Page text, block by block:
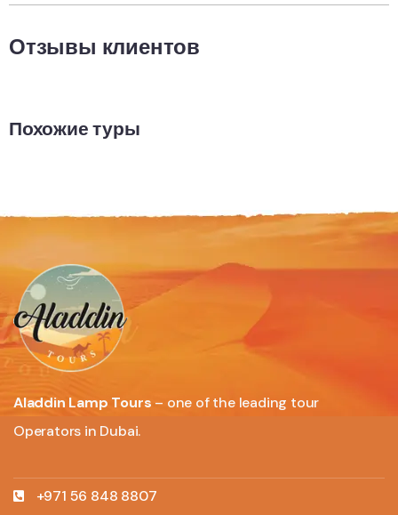
Отзывы клиентов
Похожие туры
Aladdin Lamp Tours – one of the leading tour
Operators in Dubai.
+971 56 848 8807